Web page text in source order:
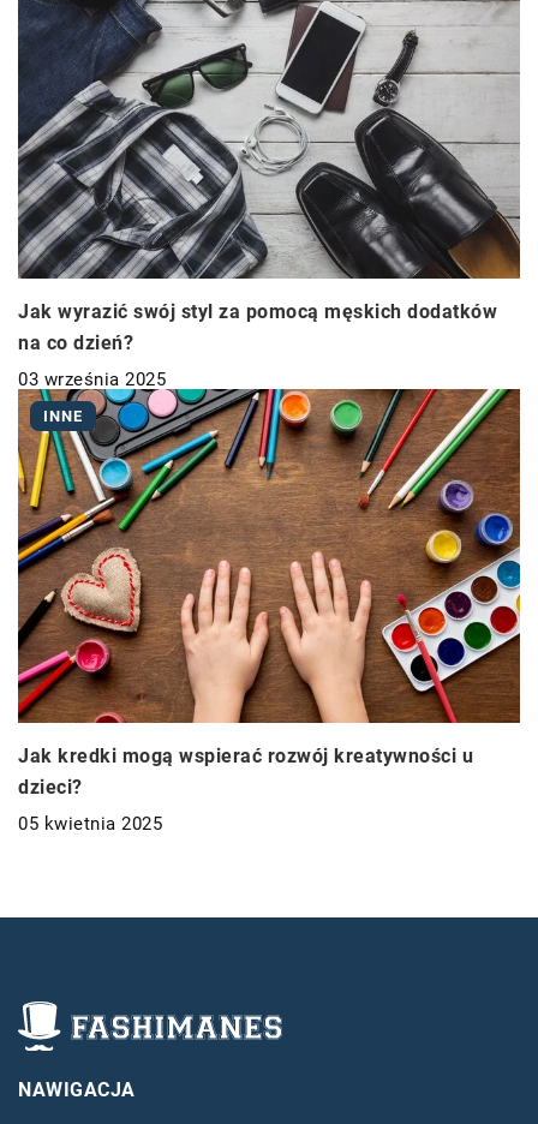
Jak wyrazić swój styl za pomocą męskich dodatków
na co dzień?
03 września 2025
INNE
Jak kredki mogą wspierać rozwój kreatywności u
dzieci?
05 kwietnia 2025
NAWIGACJA